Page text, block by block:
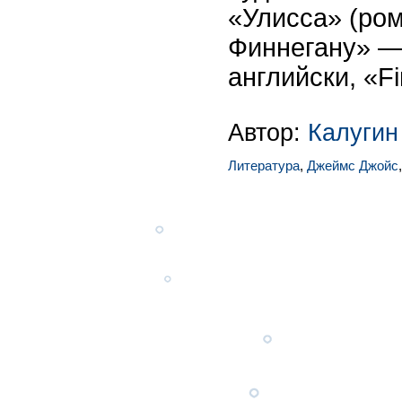
«Улисса»
Финнегану»
английски,
Автор:
Литература, Джеймс Джойс